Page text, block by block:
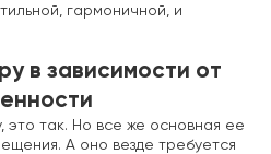
гармоничной, и
в зависимости от
так. Но все же основная ее
А оно везде требуется